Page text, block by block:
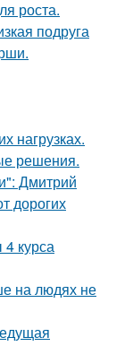
роста.
подруга
нагрузках.
решения.
Дмитрий
дорогих
4 курса
на людях не